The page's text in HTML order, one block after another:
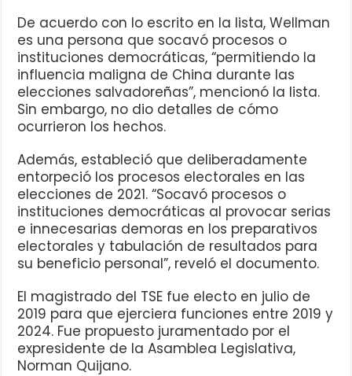
De acuerdo con lo escrito en la lista, Wellman
es una persona que socavó procesos o
instituciones democráticas, “permitiendo la
influencia maligna de China durante las
elecciones salvadoreñas”, mencionó la lista.
Sin embargo, no dio detalles de cómo
ocurrieron los hechos.
Además, estableció que deliberadamente
entorpeció los procesos electorales en las
elecciones de 2021. “Socavó procesos o
instituciones democráticas al provocar serias
e innecesarias demoras en los preparativos
electorales y tabulación de resultados para
su beneficio personal”, reveló el documento.
El magistrado del TSE fue electo en julio de
2019 para que ejerciera funciones entre 2019 y
2024. Fue propuesto juramentado por el
expresidente de la Asamblea Legislativa,
Norman Quijano.